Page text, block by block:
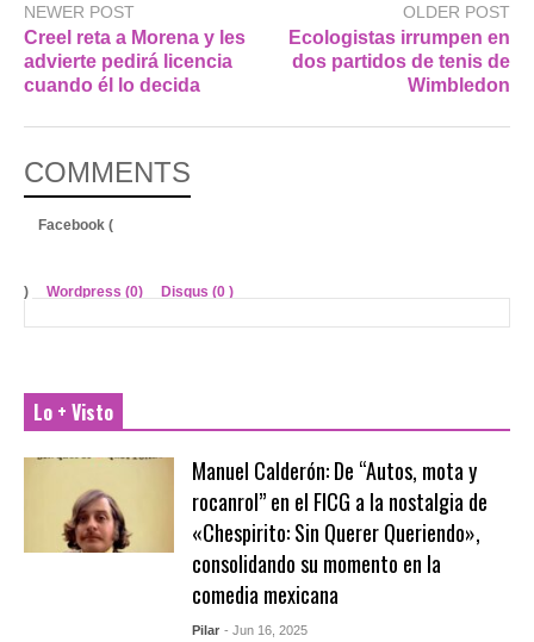
NEWER POST
Creel reta a Morena y les
advierte pedirá licencia
cuando él lo decida
OLDER POST
Ecologistas irrumpen en
dos partidos de tenis de
Wimbledon
COMMENTS
Facebook (
) Wordpress (0) Disqus (0 )
Lo + Visto
Manuel Calderón: De “Autos, mota y
rocanrol” en el FICG a la nostalgia de
«Chespirito: Sin Querer Queriendo»,
consolidando su momento en la
comedia mexicana
Pilar - Jun 16, 2025